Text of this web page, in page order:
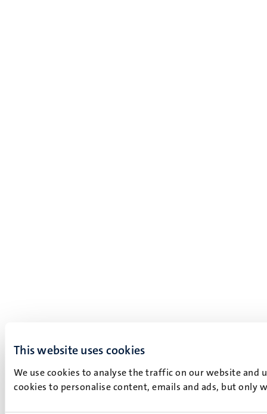
This website uses cookies
We use cookies to analyse the traffic on our website and
cookies to personalise content, emails and ads, but only